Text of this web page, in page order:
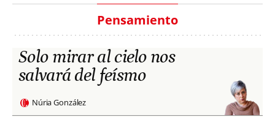
Pensamiento
Solo mirar al cielo nos
salvará del feísmo
Núria González